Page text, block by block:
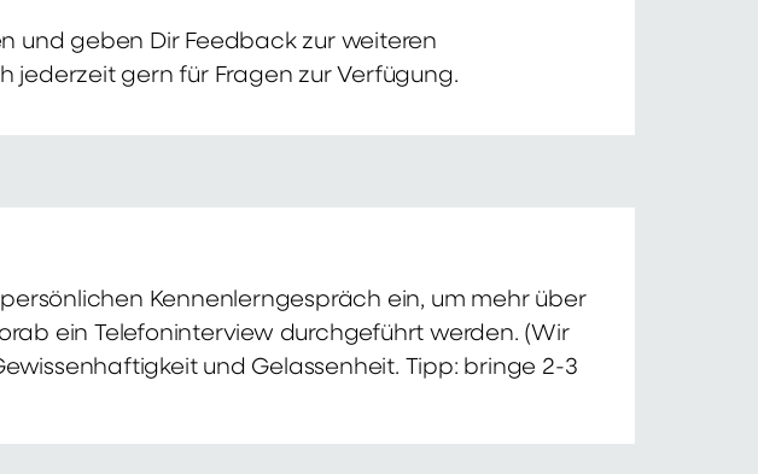
und geben Dir Feedback zur weiteren
jederzeit gern für Fragen zur Verfügung.
Kennenlerngespräch ein, um mehr über
ein Telefoninterview durchgeführt werden. (Wir
und Gelassenheit. Tipp: bringe 2-3